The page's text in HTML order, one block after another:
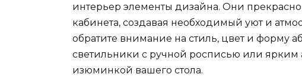
интерьер элементы дизайна. Они
кабинета, создавая необходимый уют и
обратите внимание на стиль, цвет и форму
светильники с ручной росписью или ярким
изюминкой вашего стола.